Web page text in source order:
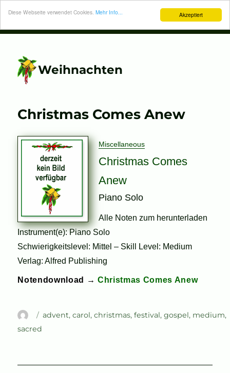
Akzeptiert
Diese Webseite verwendet Cookies. Mehr Info...
Weihnachten
Christmas Comes Anew
Miscellaneous
Christmas Comes
Anew
Piano Solo
Alle Noten zum herunterladen
Instrument(e): Piano Solo
Schwierigkeitslevel: Mittel – Skill Level: Medium
Verlag: Alfred Publishing
Notendownload →Christmas Comes Anew
Autor
Schlagwörter
advent,carol,christmas,festival,gospel, medium,
sacred